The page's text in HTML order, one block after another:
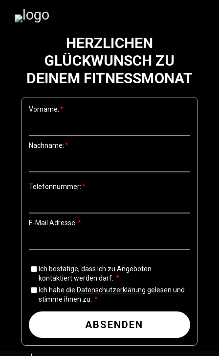
HERZLICHEN
GLÜCKWUNSCH ZU
DEINEM FITNESSMONAT
Vorname:
Nachname:
Telefonnummer:
E-Mail Adresse:
Ich bestätige, dass ich zu Angeboten
kontaktiert werden darf.
Ich habe die Datenschutzerklärung gelesen und
stimme ihnen zu.
ABSENDEN